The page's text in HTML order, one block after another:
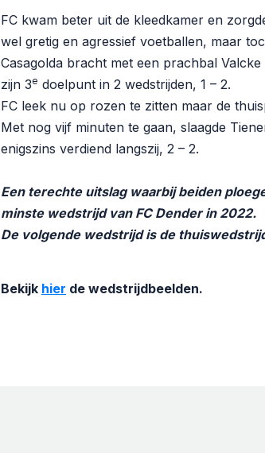
FC kwam beter uit de kleedkamer en
wel gretig en agressief voetballen, maar
Casagolda bracht met een prachbal
zijn 3e doelpunt in 2 wedstrijden, 1 – 2.
FC leek nu op rozen te zitten maar de
Met nog vijf minuten te gaan, slaagde
enigszins verdiend langszij, 2 – 2.
Een terechte uitslag waarbij beiden
minste wedstrijd van FC Dender in 2022.
De volgende wedstrijd is de
Bekijk hier de wedstrijdbeelden.